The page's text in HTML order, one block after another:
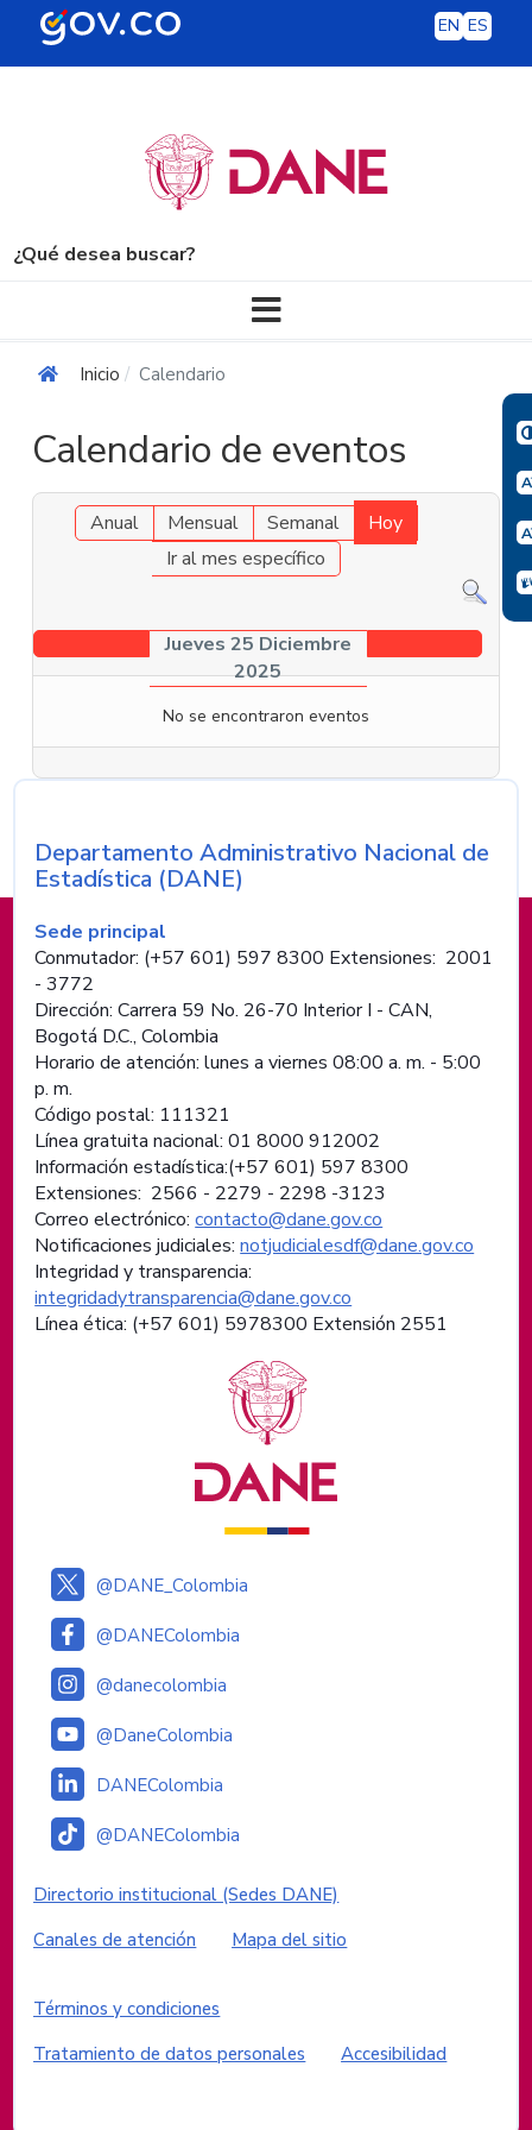
EN ES
¿Qué desea buscar?
Inicio Calendario
Calendario de eventos
Anual Mensual Semanal
Hoy
Ir al mes específico
Jueves 25 Diciembre
2025
No se encontraron eventos
Información de pie de página
Nombre de la entidad
Departamento Administrativo Nacional de
Estadística (DANE)
Sede principal
Conmutador: (+57 601) 597 8300 Extensiones: 2001
- 3772
Dirección: Carrera 59 No. 26-70 Interior I - CAN,
Bogotá D.C., Colombia
Horario de atención: lunes a viernes 08:00 a. m. - 5:00
p. m.
Código postal: 111321
Línea gratuita nacional: 01 8000 912002
Información estadística:(+57 601) 597 8300
Extensiones: 2566 - 2279 - 2298 -3123
Correo electrónico:contacto@dane.gov.co
Notificaciones judiciales:notjudicialesdf@dane.gov.co
Integridad y transparencia:
integridadytransparencia@dane.gov.co
Línea ética: (+57 601) 5978300 Extensión 2551
Logos institucionales
@DANE_Colombia
@DANEColombia
@danecolombia
@DaneColombia
DANEColombia
@DANEColombia
Enlaces institucionales
Directorio institucional (Sedes DANE)
Canales de atención
Mapa del sitio
Enlaces del sitio
Términos y condiciones
Tratamiento de datos personales
Accesibilidad